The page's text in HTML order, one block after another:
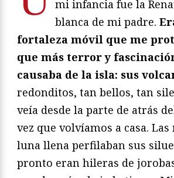
mi infancia fue la
blanca de mi padre.
fortaleza móvil que me
que más terror y
causaba de la isla: sus
redonditos, tan bellos, tan
veía desde la parte de atrás
vez que volvíamos a casa. Las
luna llena perfilaban sus
pronto eran hileras de